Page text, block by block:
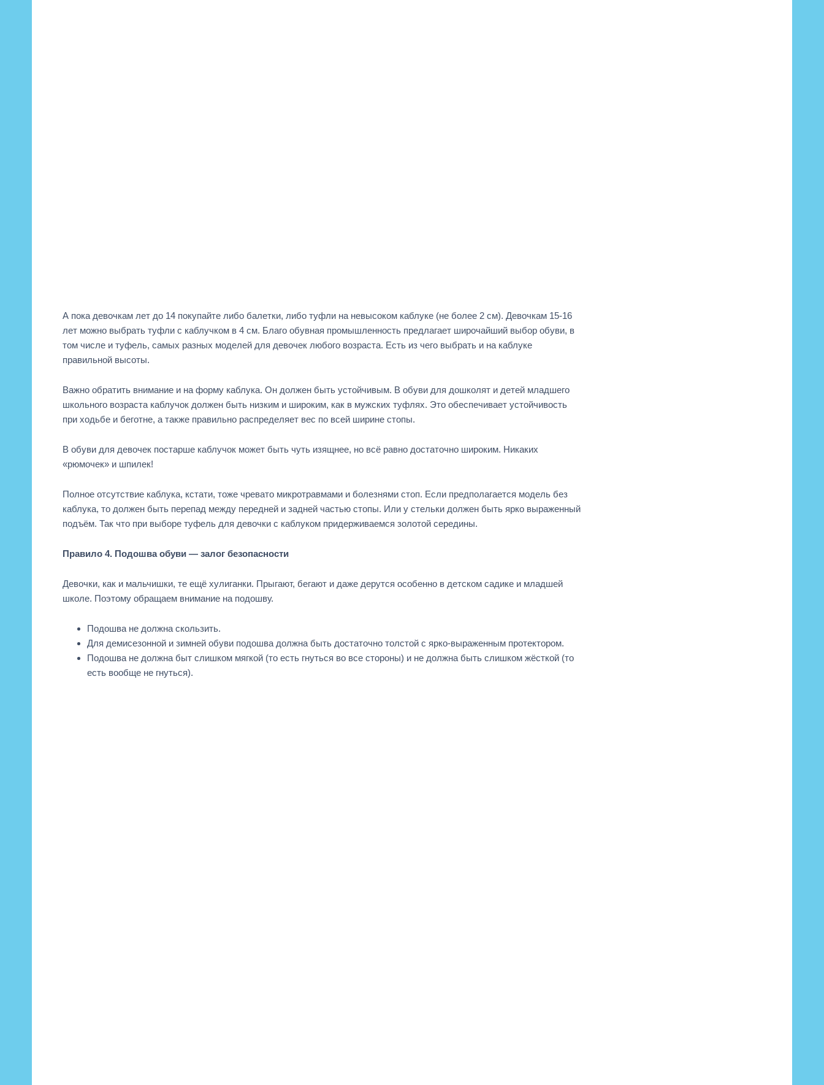
А пока девочкам лет до 14 покупайте либо балетки, либо туфли на невысоком каблуке (не более 2 см). Девочкам 15-16
лет можно выбрать туфли с каблучком в 4 см. Благо обувная промышленность предлагает широчайший выбор обуви, в
том числе и туфель, самых разных моделей для девочек любого возраста. Есть из чего выбрать и на каблуке
правильной высоты.
Важно обратить внимание и на форму каблука. Он должен быть устойчивым. В обуви для дошколят и детей младшего
школьного возраста каблучок должен быть низким и широким, как в мужских туфлях. Это обеспечивает устойчивость
при ходьбе и беготне, а также правильно распределяет вес по всей ширине стопы.
В обуви для девочек постарше каблучок может быть чуть изящнее, но всё равно достаточно широким. Никаких
«рюмочек» и шпилек!
Полное отсутствие каблука, кстати, тоже чревато микротравмами и болезнями стоп. Если предполагается модель без
каблука, то должен быть перепад между передней и задней частью стопы. Или у стельки должен быть ярко выраженный
подъём. Так что при выборе туфель для девочки с каблуком придерживаемся золотой середины.
Правило 4. Подошва обуви — залог безопасности
Девочки, как и мальчишки, те ещё хулиганки. Прыгают, бегают и даже дерутся особенно в детском садике и младшей
школе. Поэтому обращаем внимание на подошву.
Подошва не должна скользить.
Для демисезонной и зимней обуви подошва должна быть достаточно толстой с ярко-выраженным протектором.
Подошва не должна быт слишком мягкой (то есть гнуться во все стороны) и не должна быть слишком жёсткой (то
есть вообще не гнуться).